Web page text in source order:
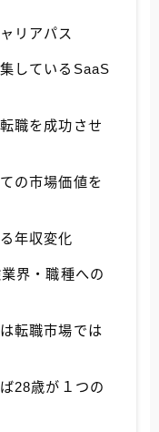
リアパス
しているSaaS
職を成功させ
の市場価値を
年収変化
界・職種への
転職市場では
28歳が１つの